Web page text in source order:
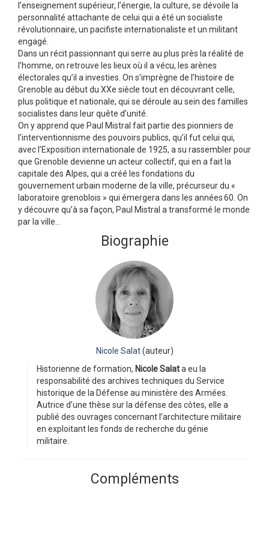
l’enseignement supérieur, l’énergie, la culture, se dévoile la
personnalité attachante de celui qui a été un socialiste
révolutionnaire, un pacifiste internationaliste et un militant
engagé.
Dans un récit passionnant qui serre au plus près la réalité de
l’homme, on retrouve les lieux où il a vécu, les arènes
électorales qu’il a investies. On s’imprègne de l’histoire de
Grenoble au début du XXe siècle tout en découvrant celle,
plus politique et nationale, qui se déroule au sein des familles
socialistes dans leur quête d’unité.
On y apprend que Paul Mistral fait partie des pionniers de
l’interventionnisme des pouvoirs publics, qu’il fut celui qui,
avec l’Exposition internationale de 1925, a su rassembler pour
que Grenoble devienne un acteur collectif, qui en a fait la
capitale des Alpes, qui a créé les fondations du
gouvernement urbain moderne de la ville, précurseur du «
laboratoire grenoblois » qui émergera dans les années 60. On
y découvre qu’à sa façon, Paul Mistral a transformé le monde
par la ville…
Biographie
Nicole Salat(auteur)
Historienne de formation, Nicole Salata eu la
responsabilité des archives techniques du Service
historique de la Défense au ministère des Armées.
Autrice d’une thèse sur la défense des côtes, elle a
publié des ouvrages concernant l’architecture militaire
en exploitant les fonds de recherche du génie
militaire.
Compléments